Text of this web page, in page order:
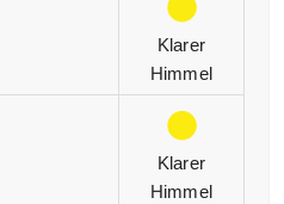
Klarer
Himmel
Klarer
Himmel